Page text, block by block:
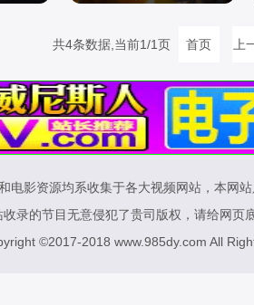
爽文短剧
共4条数据,当前1/1页 首页 上
电影资源均系收集于各大视频网站，本网
收录的节目无意侵犯了贵司版权，请给网页
©2017-2018 www.985dy.com All